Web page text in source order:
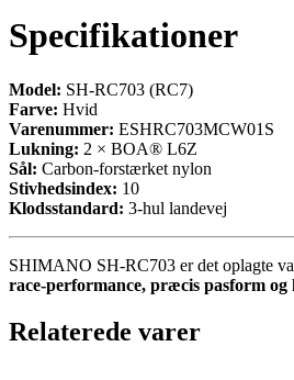
Specifikationer
Model: SH-RC703 (RC7)
Farve: Hvid
Varenummer: ESHRC703MCW01S
Lukning: 2 × BOA® L6Z
Sål: Carbon-forstærket nylon
Stivhedsindex: 10
Klodsstandard: 3-hul landevej
SHIMANO SH-RC703 er det oplagte
race-performance, præcis pasform
Relaterede varer